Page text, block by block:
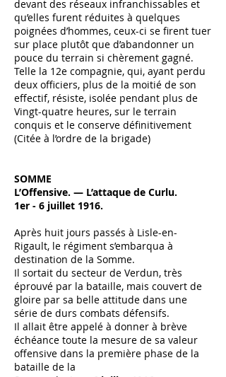
devant des réseaux infranchissables et
qu’elles furent réduites à quelques
poignées d’hommes, ceux-ci se firent tuer
sur place plutôt que d’abandonner un
pouce du terrain si chèrement gagné.
Telle la 12e compagnie, qui, ayant perdu
deux officiers, plus de la moitié de son
effectif, résiste, isolée pendant plus de
Vingt-quatre heures, sur le terrain
conquis et le conserve définitivement
(Citée à l’ordre de la brigade)
SOMME
L’Offensive. — L’attaque de Curlu.
1er - 6 juillet 1916.
Après huit jours passés à Lisle-en-
Rigault, le régiment s’embarqua à
destination de la Somme.
Il sortait du secteur de Verdun, très
éprouvé par la bataille, mais couvert de
gloire par sa belle attitude dans une
série de durs combats défensifs.
Il allait être appelé à donner à brève
échéance toute la mesure de sa valeur
offensive dans la première phase de la
bataille de la